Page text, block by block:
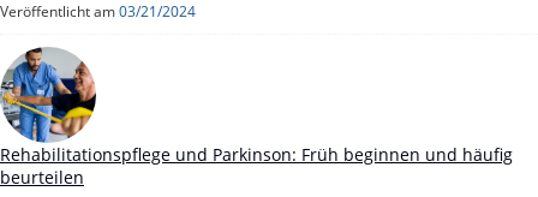
Veröffentlicht am03/21/2024
Rehabilitationspflege und Parkinson: Früh beginnen und häufig
beurteilen